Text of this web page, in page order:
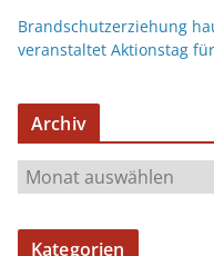
Brandschutzerziehung
veranstaltet Aktionstag
Archiv
Kategorien